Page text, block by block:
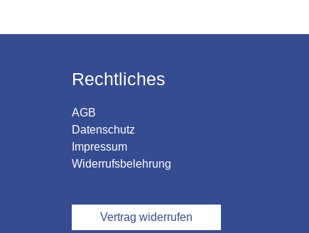
Rechtliches
AGB
Datenschutz
Impressum
Widerrufsbelehrung
Vertrag widerrufen